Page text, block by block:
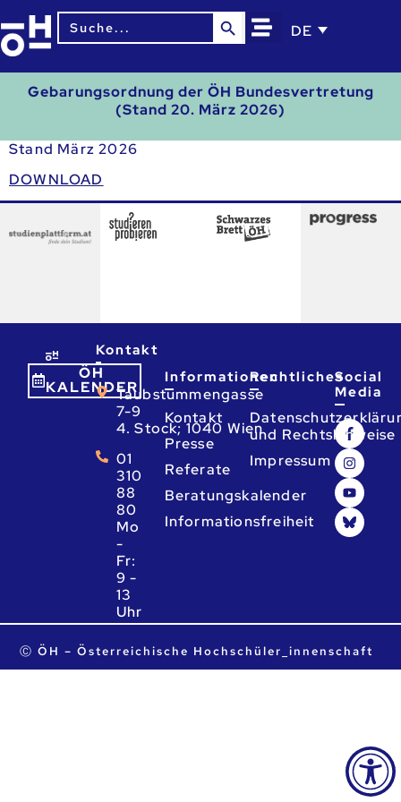
Search
for:
Search Button
DE
Gebarungsordnung der ÖH Bundesvertretung
(Stand 20. März 2026)
Stand März 2026
DOWNLOAD
ÖH
KALENDER
Kontakt
Taubstummengasse
7-9
4. Stock; 1040 Wien
01
310
88
80
Mo
-
Fr:
9 -
13
Uhr
ta.ca.heo@heo
Informationen
Kontakt
Presse
Referate
Beratungskalender
Informationsfreiheit
Rechtliches
und Rechtshinweise
Impressum
Social
Media
Ⓒ ÖH – Österreichische Hochschüler_innenschaft